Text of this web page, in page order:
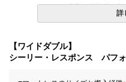
■エッジサポート
■対応ボックス
生産国 日本
詳
【ワイドダブル】
シーリー・レスポンス パフ